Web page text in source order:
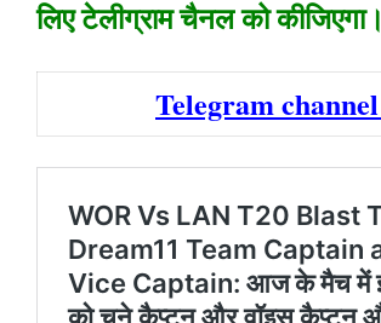
लिए टेलीग्राम चैनल को कीजिएगा।
Telegram channel